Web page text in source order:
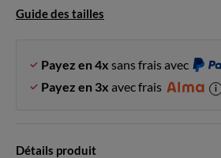
Guide des tailles
Payez en 4x sans frais avec
Payez en 3x avec frais i
Détails produit